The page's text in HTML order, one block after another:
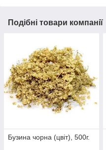
Подібні товари компанії
Бузина чорна (цвіт), 500г.